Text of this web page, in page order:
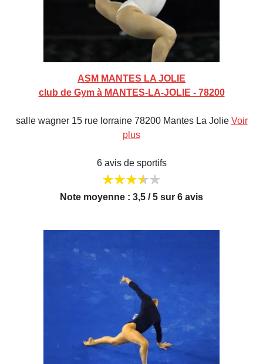
ASM MANTES LA JOLIE
club de Gym à MANTES-LA-JOLIE - 78200
salle wagner 15 rue lorraine 78200 Mantes La Jolie Voir
plus
6 avis de sportifs
Note moyenne : 3,5 / 5 sur 6 avis